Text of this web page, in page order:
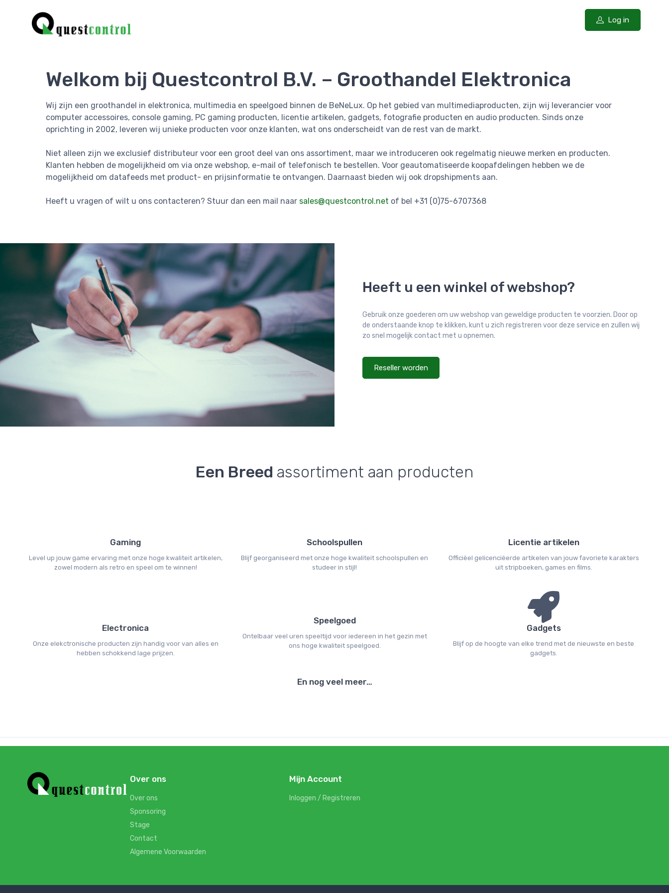
Log in
Welkom bij Questcontrol B.V. – Groothandel Elektronica
Wij zijn een groothandel in elektronica, multimedia en speelgoed binnen de BeNeLux. Op het gebied van multimediaproducten, zijn wij leverancier voor
computer accessoires, console gaming, PC gaming producten, licentie artikelen, gadgets, fotografie producten en audio producten. Sinds onze
oprichting in 2002, leveren wij unieke producten voor onze klanten, wat ons onderscheidt van de rest van de markt.
Niet alleen zijn we exclusief distributeur voor een groot deel van ons assortiment, maar we introduceren ook regelmatig nieuwe merken en producten.
Klanten hebben de mogelijkheid om via onze webshop, e-mail of telefonisch te bestellen. Voor geautomatiseerde koopafdelingen hebben we de
mogelijkheid om datafeeds met product- en prijsinformatie te ontvangen. Daarnaast bieden wij ook dropshipments aan.
Heeft u vragen of wilt u ons contacteren? Stuur dan een mail naar sales@questcontrol.net of bel +31 (0)75-6707368
Heeft u een winkel of webshop?
Gebruik onze goederen om uw webshop van geweldige producten te voorzien. Door op
de onderstaande knop te klikken, kunt u zich registreren voor deze service en zullen wij
zo snel mogelijk contact met u opnemen.
Reseller worden
Een Breed assortiment aan producten
Gaming
Level up jouw game ervaring met onze hoge kwaliteit artikelen,
zowel modern als retro en speel om te winnen!
Schoolspullen
Blijf georganiseerd met onze hoge kwaliteit schoolspullen en
studeer in stijl!
Licentie artikelen
Officiëel gelicenciëerde artikelen van jouw favoriete karakters
uit stripboeken, games en films.
Electronica
Onze elekctronische producten zijn handig voor van alles en
hebben schokkend lage prijzen.
Speelgoed
Ontelbaar veel uren speeltijd voor iedereen in het gezin met
ons hoge kwaliteit speelgoed.
Gadgets
Blijf op de hoogte van elke trend met de nieuwste en beste
gadgets.
En nog veel meer…
Over ons
Over ons
Sponsoring
Stage
Contact
Algemene Voorwaarden
Mijn Account
Inloggen / Registreren